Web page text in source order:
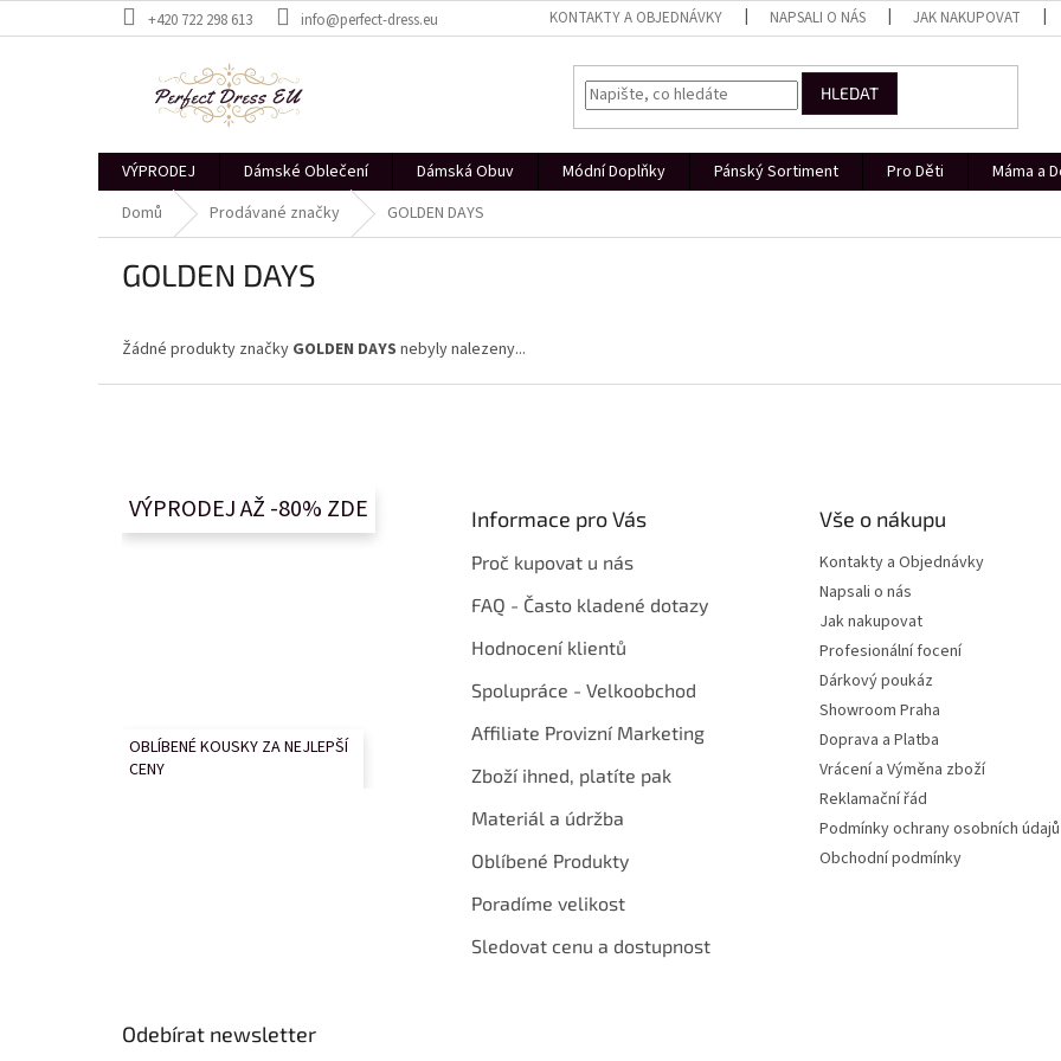
na
+420 722 298 613 info@perfect-dress.eu KONTAKTY A OBJEDNÁVKY NAPSALI O NÁS JAK NAKUPOVAT
HLEDAT
VÝPRODEJ Dámské Oblečení Dámská Obuv Módní Doplňky Pánský Sortiment Pro Děti Máma a
Domů
Prodávané značky GOLDEN DAYS
GOLDEN DAYS
Žádné produkty značky GOLDEN DAYS nebyly nalezeny...
VÝPRODEJ AŽ -80% ZDE
OBLÍBENÉ KOUSKY ZA NEJLEPŠÍ
CENY
Informace pro Vás
Proč kupovat u nás
FAQ - Často kladené dotazy
Hodnocení klientů
Spolupráce - Velkoobchod
Affiliate Provizní Marketing
Zboží ihned, platíte pak
Materiál a údržba
Oblíbené Produkty
Poradíme velikost
Sledovat cenu a dostupnost
Vše o nákupu
Kontakty a Objednávky
Napsali o nás
Jak nakupovat
Profesionální focení
Dárkový poukáz
Showroom Praha
Doprava a Platba
Vrácení a Výměna zboží
Reklamační řád
Podmínky ochrany osobních údajů
Obchodní podmínky
Odebírat newsletter